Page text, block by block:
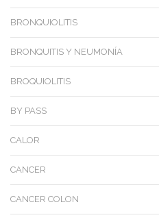
BRONQUIOLITIS
BRONQUITIS Y NEUMONÍA
BROQUIOLITIS
BY PASS
CALOR
CANCER
CANCER COLON